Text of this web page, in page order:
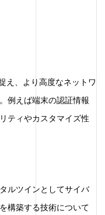
え、より高度なネットワ
例えば端末の認証情報
ティやカスタマイズ性
ルツインとしてサイバ
構築する技術について